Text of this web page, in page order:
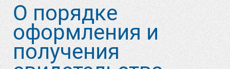
О порядке
оформления и
получения